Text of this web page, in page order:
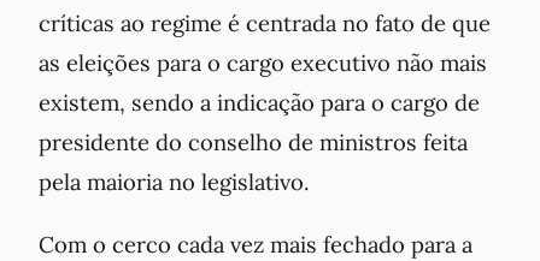
críticas ao regime é centrada no fato de que
as eleições para o cargo executivo não mais
existem, sendo a indicação para o cargo de
presidente do conselho de ministros feita
pela maioria no legislativo.
Com o cerco cada vez mais fechado para a